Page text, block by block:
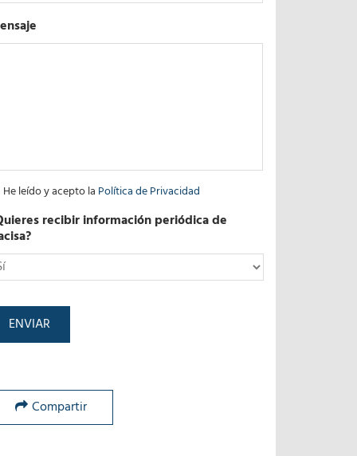
He leído y acepto la Política de Privacidad
recibir información periódica de
Compartir